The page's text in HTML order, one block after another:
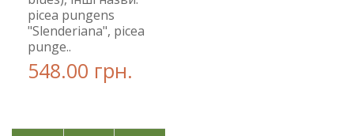
picea pungens
"Slenderiana", picea
punge..
548.00 грн.